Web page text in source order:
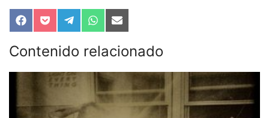
Compartir
en
Facebook
Compartir
en
Pocket
Compartir
en
Telegram
Compartir
en
WhatsApp
Compartir
en
Email
Contenido relacionado